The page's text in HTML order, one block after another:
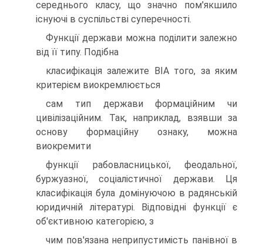
середнього класу, що значно пом'якшило
існуючі в суспільстві суперечності.
Функції держави можна поділити залежно
від її типу. Подібна
класифікація залежите ВІА того, за яким
критерієм виокремлюється
сам тип держави формаційним чи
цивілізаційним. Так, наприклад, взявши за
основу формаційну ознаку, можна
виокремити
функції рабовласницької, феодальної,
буржуазної, соціалістичної держави. Ця
класифікація була домінуючою в радянській
юридичній літературі. Відповідні функції є
об'єктивною категорією, з
чим пов'язана неприпустимість панівної в